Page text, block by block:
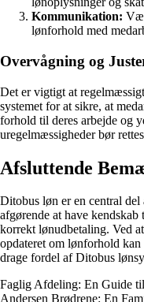
Kommunikation:
lønforhold med
Overvågning og
Det er vigtigt at
systemet for at sikre, at
forhold til deres arbejde og
uregelmæssigheder bør
Afsluttende
Ditobus løn er en central
afgørende at have
korrekt lønudbetaling. Ved
opdateret om lønforhold kan
drage fordel af Ditobus
Faglig Afdeling: En Guide
Andersen Brødrene: En